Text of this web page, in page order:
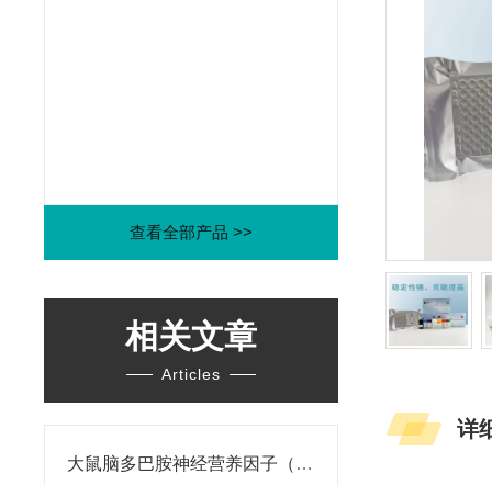
查看全部产品 >>
相关文章
Articles
大鼠脑多巴胺神经营养因子（CDNF）ELISA试剂盒
详